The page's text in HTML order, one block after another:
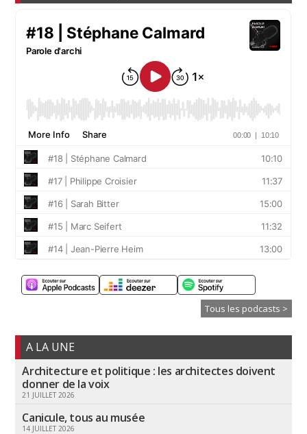
Tous les podcasts >
A LA UNE
Architecture et politique : les architectes doivent
donner de la voix
21 JUILLET 2026
Canicule, tous au musée
14 JUILLET 2026